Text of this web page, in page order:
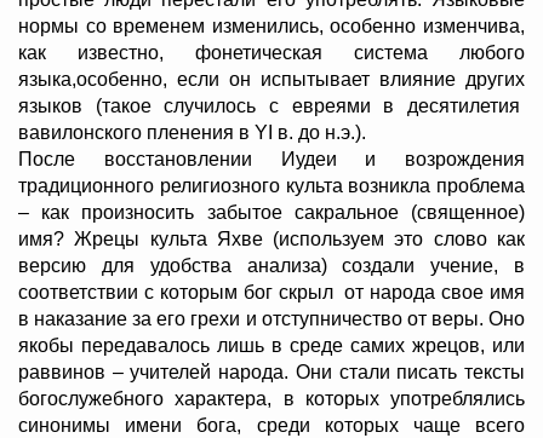
нормы со временем изменились, особенно изменчива,
как известно, фонетическая система любого
языка,особенно, если он испытывает влияние других
языков (такое случилось с евреями в десятилетия
вавилонского пленения в YI в. до н.э.).
После восстановлении Иудеи и возрождения
традиционного религиозного культа возникла проблема
– как произносить забытое сакральное (священное)
имя? Жрецы культа Яхве (используем это слово как
версию для удобства анализа) создали учение, в
соответствии с которым бог скрыл от народа свое имя
в наказание за его грехи и отступничество от веры. Оно
якобы передавалось лишь в среде самих жрецов, или
раввинов – учителей народа. Они стали писать тексты
богослужебного характера, в которых употреблялись
синонимы имени бога, среди которых чаще всего